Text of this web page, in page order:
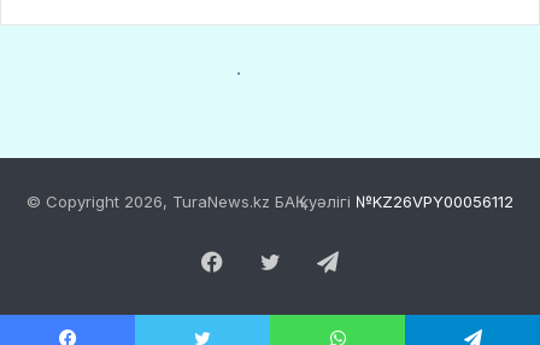
© Copyright 2026, TuraNews.kz БАҚ куәлігі №KZ26VPY00056112
Facebook
Twitter